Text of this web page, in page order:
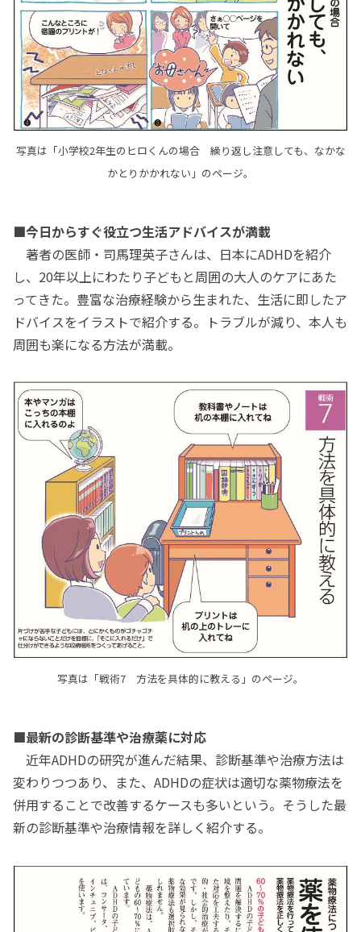
写真は「小学校2年生のヒロくんの場合 繰り返し注意しても、なかな
かとりかかれない」のページ。
■今日からすぐ役立つ生活アドバイスが満載
著者の医師・司馬理英子さんは、日本にADHDを紹介
し、20年以上にわたり子どもと周囲の大人のケアにあた
ってきた。豊富な治療経験から生まれた、生活に即したア
ドバイスをイラストで紹介する。トラブルが減り、本人も
周囲も楽になる方法が満載。
写真は「戦術7 方法を具体的に教える」のページ。
■最新の診断基準や治療薬に対応
近年ADHDの研究が進んだ結果、診断基準や治療方法は
変わりつつあり、また、ADHDの症状は適切な薬物療法を
併用することで改善するケースも多いという。そうした最
新の診断基準や治療情報を詳しく紹介する。